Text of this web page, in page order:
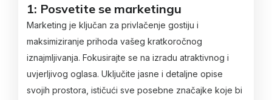
1: Posvetite se marketingu
Marketing je ključan za privlačenje gostiju i
maksimiziranje prihoda vašeg kratkoročnog
iznajmljivanja. Fokusirajte se na izradu atraktivnog i
uvjerljivog oglasa. Uključite jasne i detaljne opise
svojih prostora, ističući sve posebne značajke koje bi